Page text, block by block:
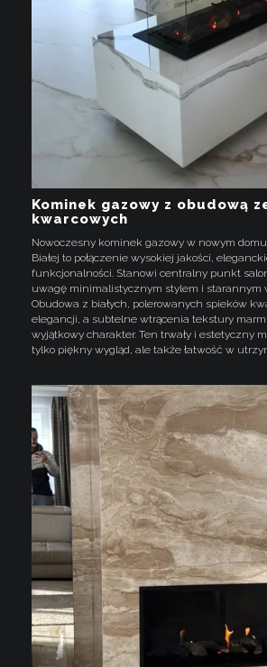
Kominek gazowy z obudową
kwarcowych
Nowoczesny kominek gazowy w nowym
Białej to połączenie wysokiej jakości,
funkcjonalności. Stanowi centralny punkt
uwagę minimalistycznym stylem i starannym
Obudowa z białych, polerowanych spieków
elegancji, a subtelne wtrącenia tekstury
wyjątkowy charakter. Ten trwały i estetyczny
tylko piękny wygląd, ale także łatwość w